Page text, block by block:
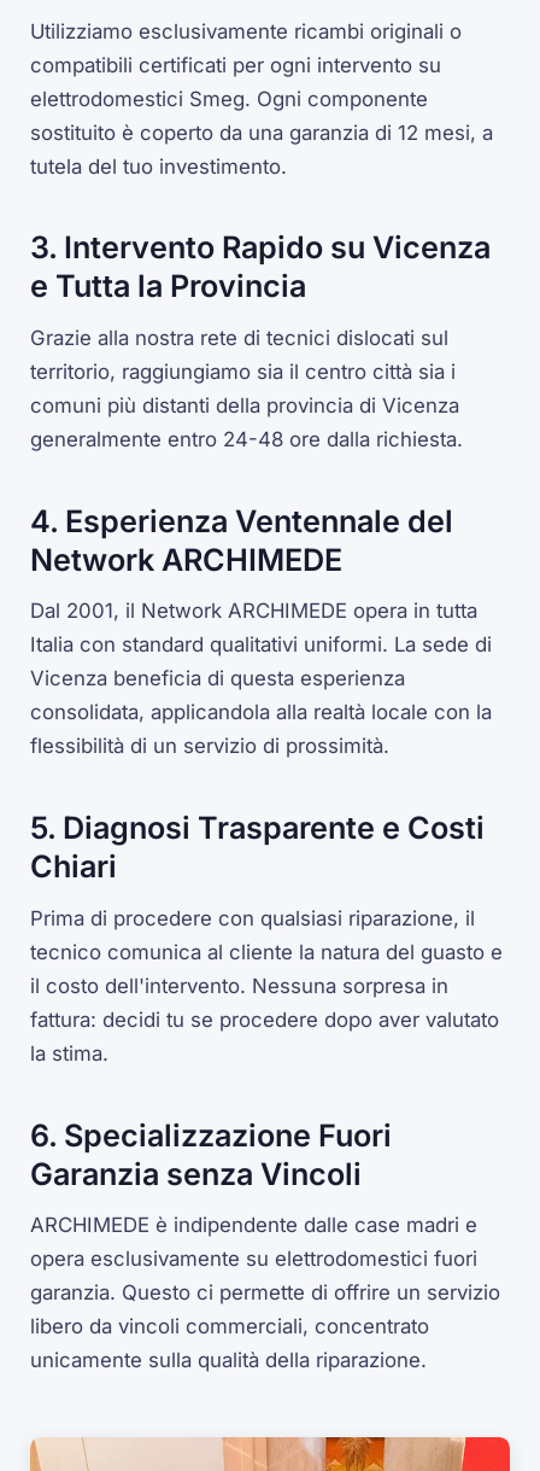
Utilizziamo esclusivamente ricambi originali o
compatibili certificati per ogni intervento su
elettrodomestici Smeg. Ogni componente
sostituito è coperto da una garanzia di 12 mesi, a
tutela del tuo investimento.
3. Intervento Rapido su Vicenza
e Tutta la Provincia
Grazie alla nostra rete di tecnici dislocati sul
territorio, raggiungiamo sia il centro città sia i
comuni più distanti della provincia di Vicenza
generalmente entro 24-48 ore dalla richiesta.
4. Esperienza Ventennale del
Network ARCHIMEDE
Dal 2001, il Network ARCHIMEDE opera in tutta
Italia con standard qualitativi uniformi. La sede di
Vicenza beneficia di questa esperienza
consolidata, applicandola alla realtà locale con la
flessibilità di un servizio di prossimità.
5. Diagnosi Trasparente e Costi
Chiari
Prima di procedere con qualsiasi riparazione, il
tecnico comunica al cliente la natura del guasto e
il costo dell'intervento. Nessuna sorpresa in
fattura: decidi tu se procedere dopo aver valutato
la stima.
6. Specializzazione Fuori
Garanzia senza Vincoli
ARCHIMEDE è indipendente dalle case madri e
opera esclusivamente su elettrodomestici fuori
garanzia. Questo ci permette di offrire un servizio
libero da vincoli commerciali, concentrato
unicamente sulla qualità della riparazione.